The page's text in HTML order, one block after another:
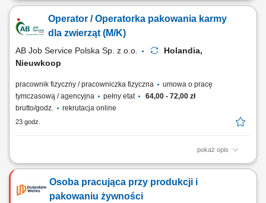
poprawności etykietowania opakowań (butelki, tuby, pudełka) zgodnie z
instrukcjami; Przygotowanie gotowych wyrobów do wysyłki na rynki
Operator / Operatorka pakowania karmy
dla zwierząt (M/K)
AB Job Service Polska Sp. z o.o.
Holandia,
Nieuwkoop
pracownik fizyczny / pracowniczka fizyczna
umowa o pracę
tymczasową / agencyjna
pełny etat
64,00 - 72,00 zł
brutto/godz.
rekrutacja online
23 godz.
pokaż opis
Nasz klient to nowoczesny zakład zajmujący się produkcją mokrej
stopniu zautomatyzowane linie produkcyjne, dzięki czemu proces
produkcji jest wydajny, precyzyjny i spełnia wysokie standardy jakości.
Osoba pracująca przy produkcji i
pakowaniu żywności